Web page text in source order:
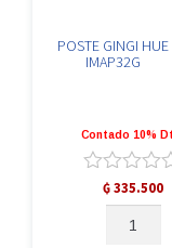
POSTE GINGI HUE
IMAP32G
Contado 10%
Valorado
con
₲335.500
GINGI